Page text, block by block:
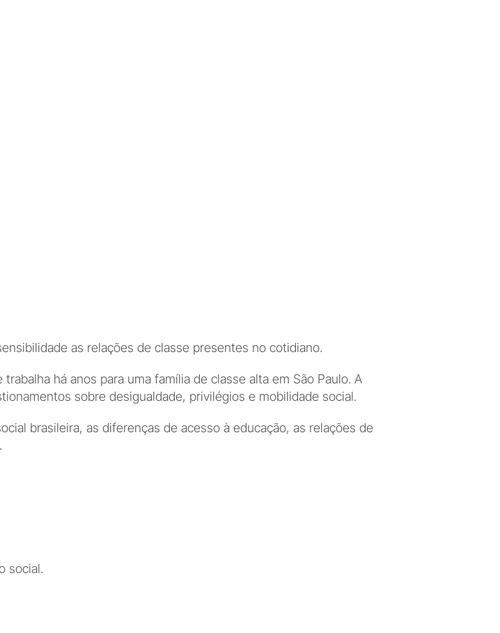
as relações de classe presentes no cotidiano.
há anos para uma família de classe alta em São Paulo. A
sobre desigualdade, privilégios e mobilidade social.
brasileira, as diferenças de acesso à educação, as relações de
social.